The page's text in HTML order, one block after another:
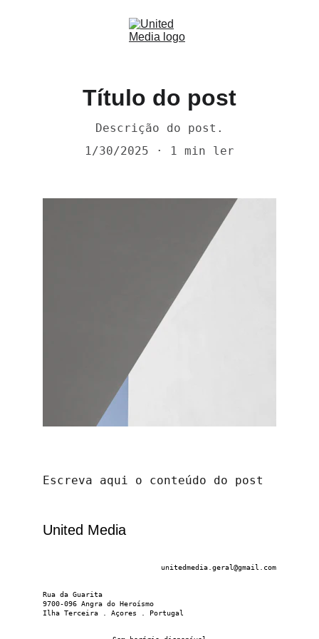
Título do post
Descrição do post.
1/30/2025
1 min ler
Escreva aqui o conteúdo do post
unitedmedia.geral@gmail.com
Rua da Guarita
9700-096 Angra do Heroísmo
Ilha Terceira . Açores . Portugal
United Media